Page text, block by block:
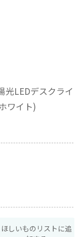
光LEDデスクライ
ワイト)
ほしいものリストに追